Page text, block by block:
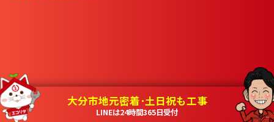
大分市地元密着･土日祝も工事
LINEは24時間365日受付